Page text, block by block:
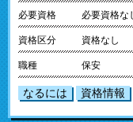
必要資格 必要資格な
資格区分 資格なし
職種 保安
なるには 資格情報